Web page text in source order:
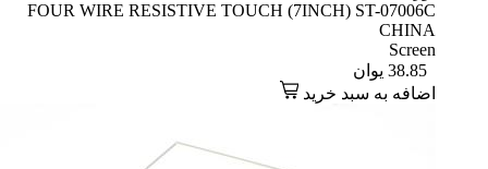
FOUR WIRE RESISTIVE TOUCH (7INCH) ST-07006C
CHINA
Screen
38.85 یوان
اضافه به سبد خرید